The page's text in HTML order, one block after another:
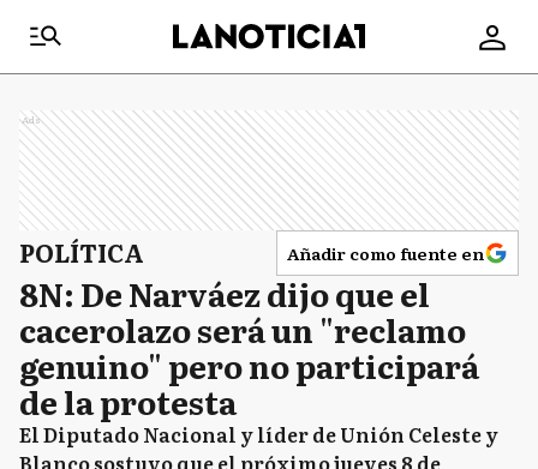
Ads
POLÍTICA Añadir como fuente en
8N: De Narváez dijo que el
cacerolazo será un "reclamo
genuino" pero no participará
de la protesta
El Diputado Nacional y líder de Unión Celeste y
Blanco sostuvo que el próximo jueves 8 de